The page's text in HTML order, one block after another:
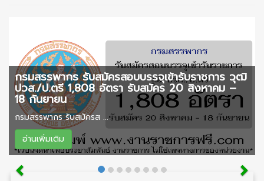
กรมสรรพากร รับสมัครสอบบรรจุเข้ารับราชการ วุฒิ
ปวส./ป.ตรี 1,808 อัตรา รับสมัคร 20 สิงหาคม –
18 กันยายน
กรมสรรพากร รับสมัครส ...
อ่านเพิ่มเติม